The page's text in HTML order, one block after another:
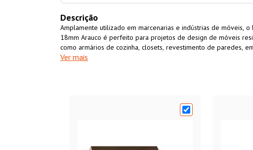
Descrição
Amplamente utilizado em marcenarias e indústrias de móveis, o
18mm Arauco é perfeito para projetos de design de móveis
como armários de cozinha, closets, revestimento de paredes,
resistente, versátil, fácil de usinar e com excelente custo-
Ver mais